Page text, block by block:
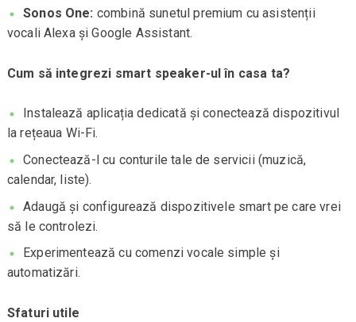
Sonos One: combină sunetul premium cu asistenții
vocali Alexa și Google Assistant.
Cum să integrezi smart speaker-ul în casa ta?
Instalează aplicația dedicată și conectează dispozitivul
la rețeaua Wi-Fi.
Conectează-l cu conturile tale de servicii (muzică,
calendar, liste).
Adaugă și configurează dispozitivele smart pe care vrei
să le controlezi.
Experimentează cu comenzi vocale simple și
automatizări.
Sfaturi utile